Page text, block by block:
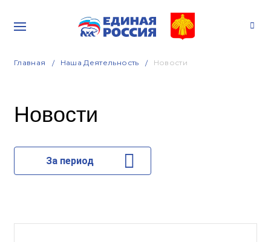
Главная Наша Деятельность Новости
Новости
За период